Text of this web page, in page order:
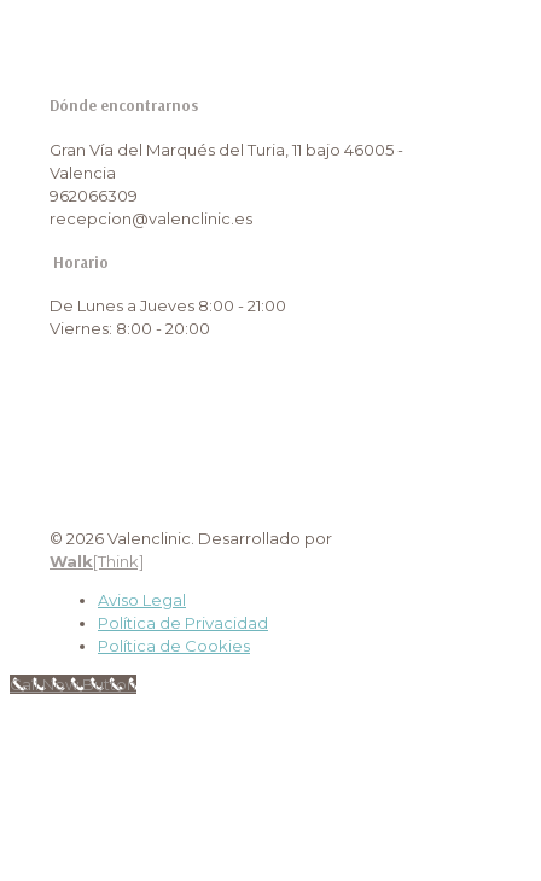
Dónde encontrarnos
Gran Vía del Marqués del Turia, 11 bajo 46005 -
Valencia
962066309
recepcion@valenclinic.es
Horario
De Lunes a Jueves 8:00 - 21:00
Viernes: 8:00 - 20:00
© 2026 Valenclinic. Desarrollado por
Walk[Think]
Aviso Legal
Política de Privacidad
Política de Cookies
Call Now Button